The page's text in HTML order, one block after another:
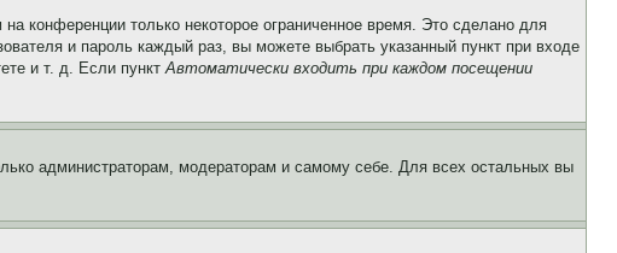
конференции только некоторое ограниченное время. Это сделано для
и пароль каждый раз, вы можете выбрать указанный пункт при входе
и т. д. Если пунктАвтоматически входить при каждом посещении
администраторам, модераторам и самому себе. Для всех остальных вы